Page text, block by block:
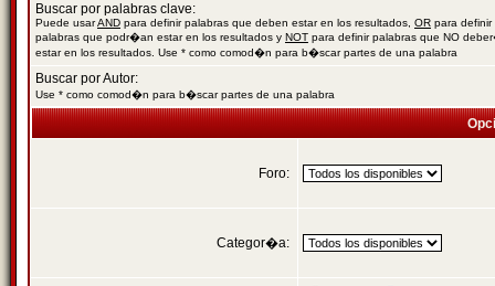
Buscar por palabras clave:
Puede usarAND para definir palabras que deben estar en los resultados, OR para definir
palabras que podr�an estar en los resultados y NOT para definir palabras que NO
estar en los resultados. Use * como comod�n para b�scar partes de una palabra
Buscar por Autor:
Use * como comod�n para b�scar partes de una palabra
Foro:
Categor�a: